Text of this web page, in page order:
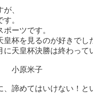
、
。
ーツです。
皇杯を見るのが好きでし
天皇杯決勝は終わって
小原米子
、諦めてはいけない！